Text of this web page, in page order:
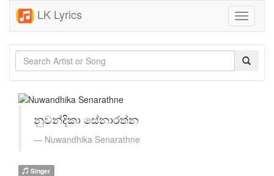
LK Lyrics
Toggle
නුවන්දිකා සේනාරත්න
Nuwandhika Senarathne
Singer